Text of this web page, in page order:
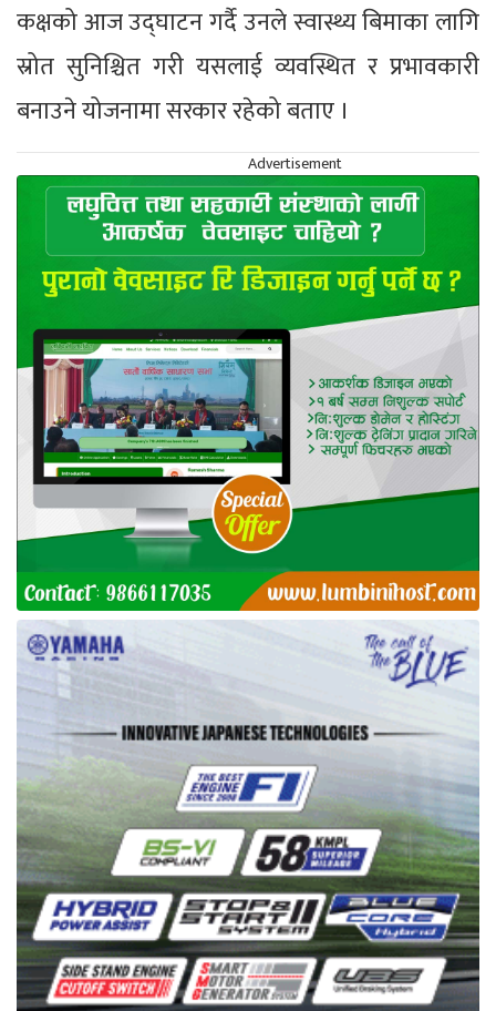
कक्षको आज उद्घाटन गर्दै उनले स्वास्थ्य बिमाका लागि
स्रोत सुनिश्चित गरी यसलाई व्यवस्थित र प्रभावकारी
बनाउने योजनामा सरकार रहेको बताए ।